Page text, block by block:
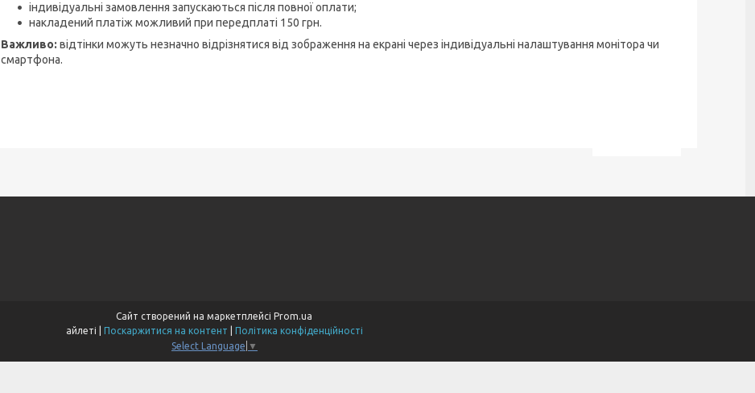
індивідуальні замовлення запускаються після повної оплати;
накладений платіж можливий при передплаті 150 грн.
Важливо: відтінки можуть незначно відрізнятися від зображення на екрані через індивідуальні налаштування монітора чи
смартфона.
Сайт створений на маркетплейсі Prom.ua
Поскаржитися на контент
Політика конфіденційності
Select Language ▼